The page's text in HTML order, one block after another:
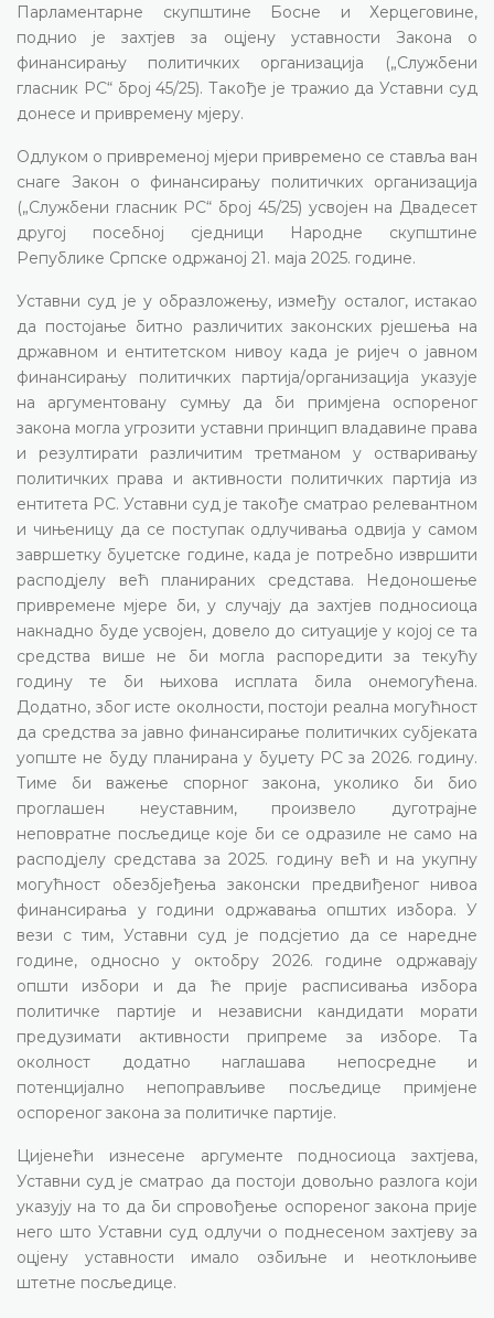
Парламентарне скупштине Босне и Херцеговине,
поднио је захтјев за оцјену уставности Закона о
финансирању политичких организација („Службени
гласник РС“ број 45/25). Такође је тражио да Уставни суд
донесе и привремену мјеру.
Одлуком о привременој мјери привремено се ставља ван
снаге Закон о финансирању политичких организација
(„Службени гласник РС“ број 45/25) усвојен на Двадесет
другој посебној сједници Народне скупштине
Републике Српске одржаној 21. маја 2025. године.
Уставни суд је у образложењу, између осталог, истакао
да постојање битно различитих законских рјешења на
државном и ентитетском нивоу када је ријеч о јавном
финансирању политичких партија/организација указује
на аргументовану сумњу да би примјена оспореног
закона могла угрозити уставни принцип владавине права
и резултирати различитим третманом у остваривању
политичких права и активности политичких партија из
ентитета РС. Уставни суд је такође сматрао релевантном
и чињеницу да се поступак одлучивања одвија у самом
завршетку буџетске године, када је потребно извршити
расподјелу већ планираних средстава. Недоношење
привремене мјере би, у случају да захтјев подносиоца
накнадно буде усвојен, довело до ситуације у којој се та
средства више не би могла распоредити за текућу
годину те би њихова исплата била онемогућена.
Додатно, због исте околности, постоји реална могућност
да средства за јавно финансирање политичких субјеката
уопште не буду планирана у буџету РС за 2026. годину.
Тиме би важење спорног закона, уколико би био
проглашен неуставним, произвело дуготрајне
неповратне посљедице које би се одразиле не само на
расподјелу средстава за 2025. годину већ и на укупну
могућност обезбјеђења законски предвиђеног нивоа
финансирања у години одржавања општих избора. У
вези с тим, Уставни суд је подсјетио да се наредне
године, односно у октобру 2026. године одржавају
општи избори и да ће прије расписивања избора
политичке партије и независни кандидати морати
предузимати активности припреме за изборе. Та
околност додатно наглашава непосредне и
потенцијално непоправљиве посљедице примјене
оспореног закона за политичке партије.
Цијенећи изнесене аргументе подносиоца захтјева,
Уставни суд је сматрао да постоји довољно разлога који
указују на то да би спровођење оспореног закона прије
него што Уставни суд одлучи о поднесеном захтјеву за
оцјену уставности имало озбиљне и неотклоњиве
штетне посљедице.